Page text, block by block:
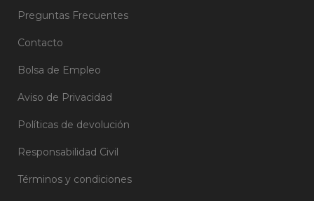
Preguntas Frecuentes
Contacto
Bolsa de Empleo
Aviso de Privacidad
Políticas de devolución
Responsabilidad Civil
Términos y condiciones